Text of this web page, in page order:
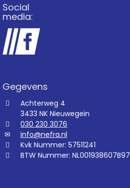
Social
media:
Gegevens
Achterweg 4
3433 NK Nieuwegein
030 230 3076
info@nefra.nl
Kvk Nummer: 57511241
BTW Nummer: NL001938607B97